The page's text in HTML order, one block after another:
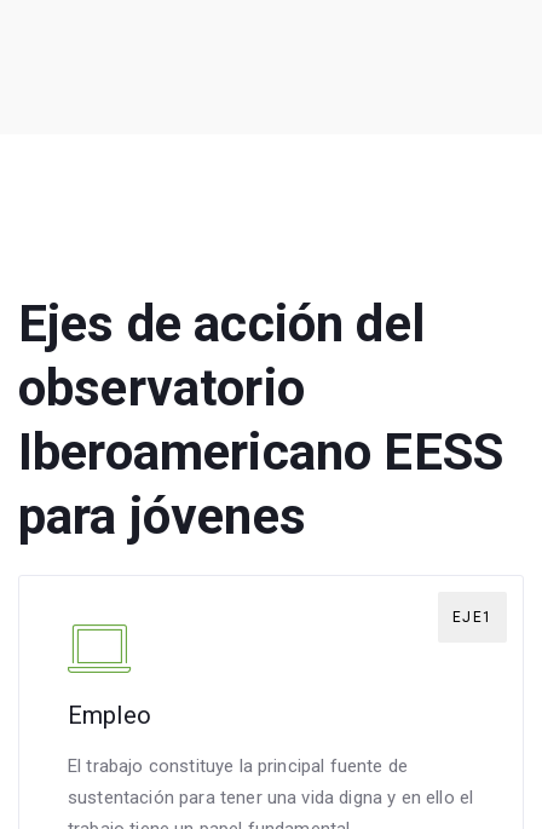
Ejes de acción del
observatorio
Iberoamericano EESS
para jóvenes
EJE1
Empleo
El trabajo constituye la principal fuente de
sustentación para tener una vida digna y en ello el